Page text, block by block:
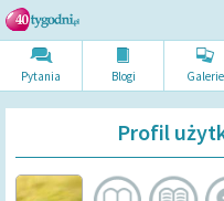
Pytania Blogi Galerie
Profil